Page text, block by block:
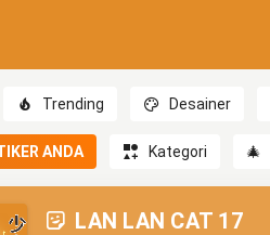
Trending Desainer
ANDA Kategori 🎄
LAN LAN CAT 17